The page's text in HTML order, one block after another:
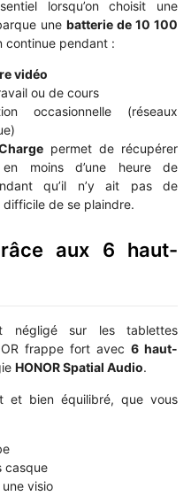
lorsqu’on choisit une
une batterie de 10 100
continue pendant :
vidéo
ou de cours
occasionnelle (réseaux
permet de récupérer
en moins d’une heure de
qu’il n’y ait pas de
difficile de se plaindre.
aux 6 haut-
négligé sur les tablettes
frappe fort avec 6 haut-
HONOR Spatial Audio.
et bien équilibré, que vous
casque
visio